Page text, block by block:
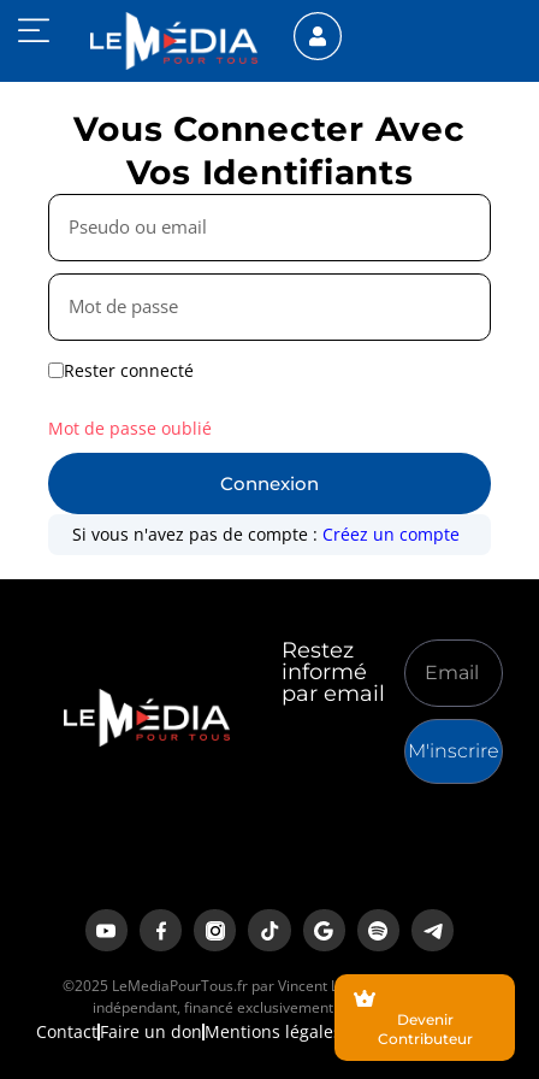
Vous Connecter Avec
Vos Identifiants
Rester connecté
Connexion
Mot de passe oublié
Si vous n'avez pas de compte :Créez un compte
Restez
informé
par email
M'inscrire
©2025 LeMediaPourTous.fr par Vincent Lapierre est un média
indépendant, financé exclusivement par ses lecteurs.
ContactFaire un don Mentions légales
Devenir
Contributeur